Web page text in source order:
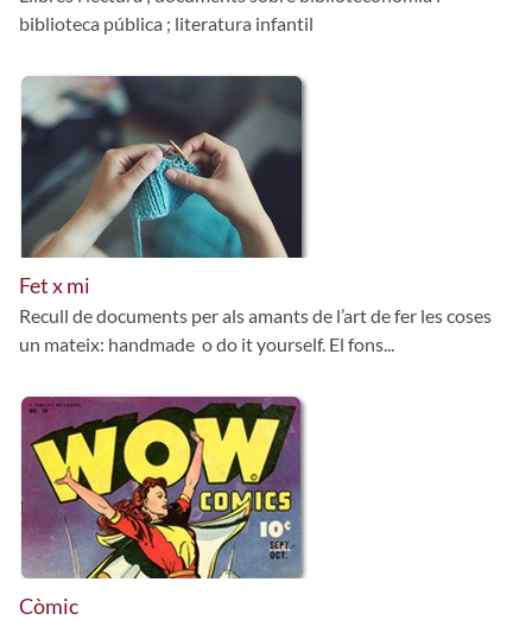
biblioteca pública ; literatura infantil
Fet x mi
Recull de documents per als amants de l’art de fer les coses
un mateix: handmade o do it yourself. El fons...
Còmic